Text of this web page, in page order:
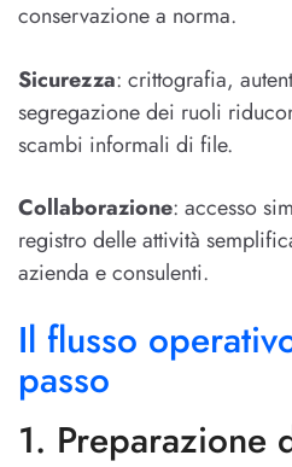
conservazione a norma.
Sicurezza: crittografia,
segregazione dei ruoli
scambi informali di file.
Collaborazione: accesso
registro delle attività
azienda e consulenti.
Il flusso
passo
1. Preparazione